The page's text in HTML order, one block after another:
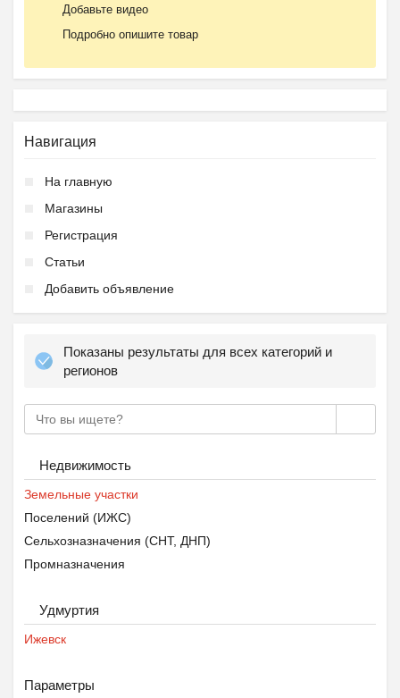
Добавьте видео
Подробно опишите товар
Навигация
На главную
Магазины
Регистрация
Статьи
Добавить объявление
Показаны результаты для всех категорий и
регионов
Недвижимость
Земельные участки
Поселений (ИЖС)
Сельхозназначения (СНТ, ДНП)
Промназначения
Удмуртия
Ижевск
Параметры